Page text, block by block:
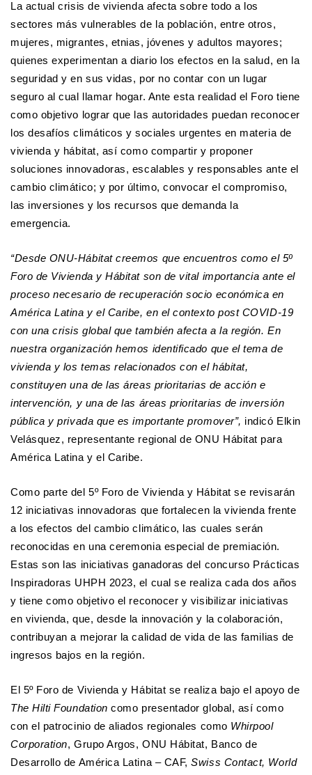
La actual crisis de vivienda afecta sobre todo a los
sectores más vulnerables de la población, entre otros,
mujeres, migrantes, etnias, jóvenes y adultos mayores;
quienes experimentan a diario los efectos en la salud, en la
seguridad y en sus vidas, por no contar con un lugar
seguro al cual llamar hogar. Ante esta realidad el Foro tiene
como objetivo lograr que las autoridades puedan reconocer
los desafíos climáticos y sociales urgentes en materia de
vivienda y hábitat, así como compartir y proponer
soluciones innovadoras, escalables y responsables ante el
cambio climático; y por último, convocar el compromiso,
las inversiones y los recursos que demanda la
emergencia.
“Desde ONU-Hábitat creemos que encuentros como el 5º
Foro de Vivienda y Hábitat son de vital importancia ante el
proceso necesario de recuperación socio económica en
América Latina y el Caribe, en el contexto post COVID-19
con una crisis global que también afecta a la región. En
nuestra organización hemos identificado que el tema de
vivienda y los temas relacionados con el hábitat,
constituyen una de las áreas prioritarias de acción e
intervención, y una de las áreas prioritarias de inversión
pública y privada que es importante promover”, indicó Elkin
Velásquez, representante regional de ONU Hábitat para
América Latina y el Caribe.
Como parte del 5º Foro de Vivienda y Hábitat se revisarán
12 iniciativas innovadoras que fortalecen la vivienda frente
a los efectos del cambio climático, las cuales serán
reconocidas en una ceremonia especial de premiación.
Estas son las iniciativas ganadoras del concurso Prácticas
Inspiradoras UHPH 2023, el cual se realiza cada dos años
y tiene como objetivo el reconocer y visibilizar iniciativas
en vivienda, que, desde la innovación y la colaboración,
contribuyan a mejorar la calidad de vida de las familias de
ingresos bajos en la región.
El 5º Foro de Vivienda y Hábitat se realiza bajo el apoyo de
The Hilti Foundation como presentador global, así como
con el patrocinio de aliados regionales como Whirpool
Corporation, Grupo Argos, ONU Hábitat, Banco de
Desarrollo de América Latina – CAF,Swiss Contact, World